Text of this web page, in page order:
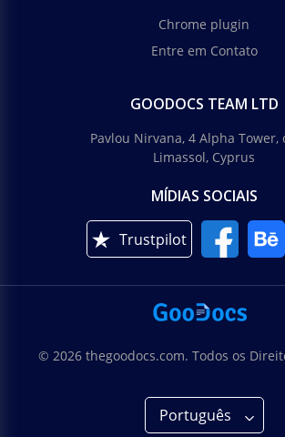
Chrome plugin
Entre em Contato
GOODOCS TEAM LTD
Pavlou Nirvana, 4 Alpha Tower,
Limassol, Cyprus
MÍDIAS SOCIAIS
Trustpilot
© 2026 thegoodocs.com. Todos os
Português